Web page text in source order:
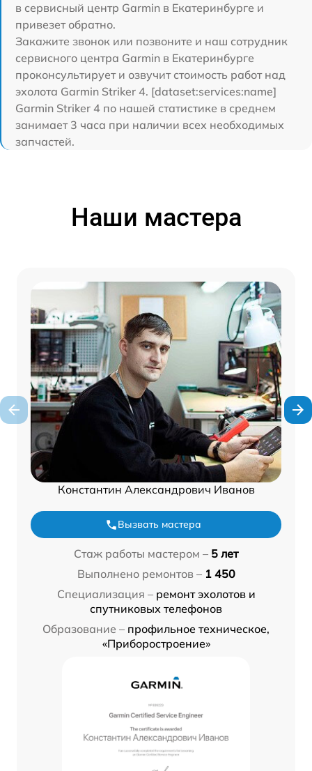
в сервисный центр Garmin в Екатеринбурге и
привезет обратно.
Закажите звонок или позвоните и наш сотрудник
сервисного центра Garmin в Екатеринбурге
проконсультирует и озвучит стоимость работ над
эхолота Garmin Striker 4. [dataset:services:name]
Garmin Striker 4 по нашей статистике в среднем
занимает 3 часа при наличии всех необходимых
запчастей.
Наши мастера
Константин Александрович Иванов
Вызвать мастера
Стаж работы мастером – 5 лет
Выполнено ремонтов – 1 450
Специализация – ремонт эхолотов и
спутниковых телефонов
Образование – профильное техническое,
«Приборостроение»